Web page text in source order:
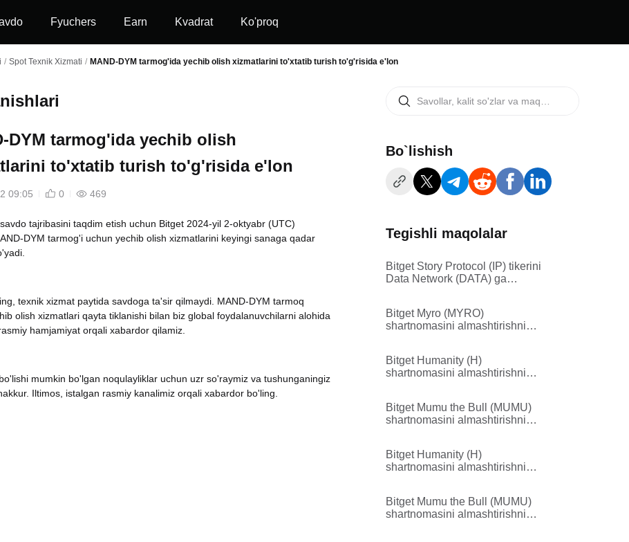
Fyuchers Earn Kvadrat Ko'proq
/ Spot Texnik Xizmati / MAND-DYM tarmog'ida yechib olish xizmatlarini to'xtatib turish to'g'risida e'lon
DYM tarmog'ida yechib olish
to'xtatib turish to'g'risida e'lon
09:05 0 469
tajribasini taqdim etish uchun Bitget 2024-yil 2-oktyabr (UTC)
DYM tarmog'i uchun yechib olish xizmatlarini keyingi sanaga qadar
texnik xizmat paytida savdoga ta'sir qilmaydi. MAND-DYM tarmoq
olish xizmatlari qayta tiklanishi bilan biz global foydalanuvchilarni alohida
hamjamiyat orqali xabardor qilamiz.
mumkin bo'lgan noqulayliklar uchun uzr so'raymiz va tushunganingiz
Iltimos, istalgan rasmiy kanalimiz orqali xabardor bo'ling.
Bo`lishish
Tegishli maqolalar
Bitget Story Protocol (IP) tikerini
Data Network (DATA) ga
Bitget Myro (MYRO)
shartnomasini almashtirishni
Bitget Humanity (H)
shartnomasini almashtirishni
Bitget Mumu the Bull (MUMU)
shartnomasini almashtirishni
Bitget Humanity (H)
shartnomasini almashtirishni
Bitget Mumu the Bull (MUMU)
shartnomasini almashtirishni